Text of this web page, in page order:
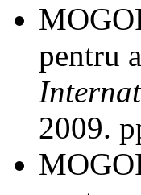
pentru
2009.